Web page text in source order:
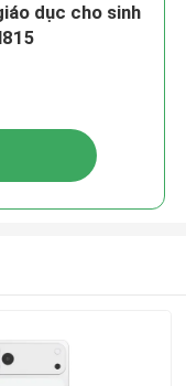
dục cho sinh